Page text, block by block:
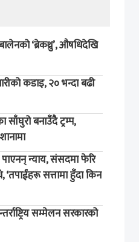
‘ब्रेकथ्रु’, औषधिदेखि
कडाइ, २० भन्दा बढी
साँघुरो बनाउँदै ट्रम्प,
न्याय, संसदमा फेरि
‘तपाईंहरू सत्तामा हुँदा किन
सम्मेलन सरकारको